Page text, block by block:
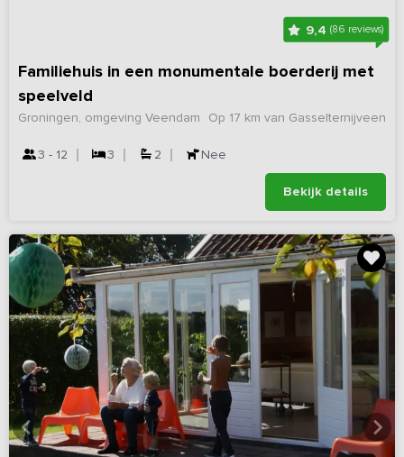
9,4 (86 reviews)
Familiehuis in een monumentale boerderij met
speelveld
Op 17 km van Gasselternijveen
Groningen, omgeving Veendam
3 - 12 3 2 Nee
Bekijk details